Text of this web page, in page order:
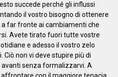
succede perché gli influssi
il vostro bisogno di ottenere
far fronte ai cambiamenti che
Avete tirato fuori tutte vostre
e adesso il vostro zelo
non vi deve stupire più di
senza formalizzarvi. A